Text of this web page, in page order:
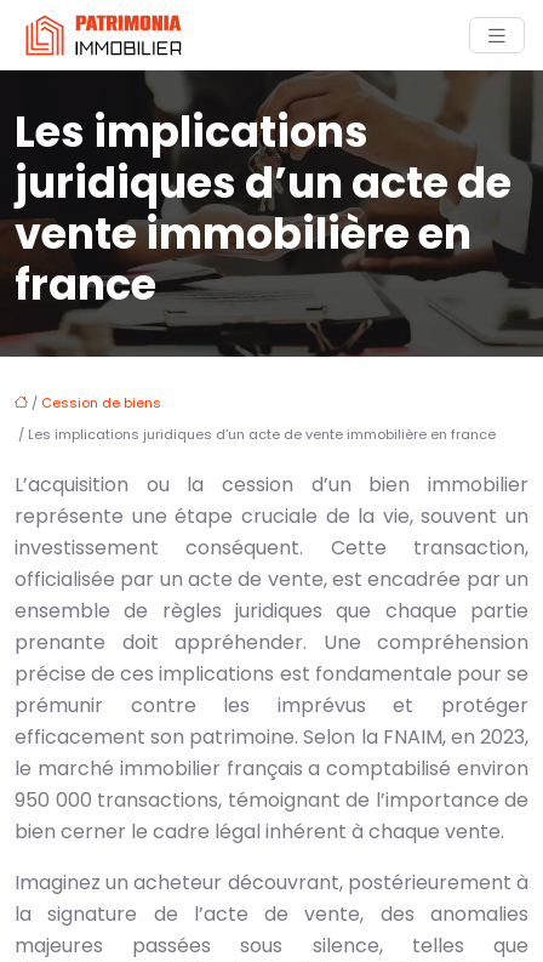
Les implications
juridiques d’un acte de
vente immobilière en
france
/ Cession de biens
/ Les implications juridiques d’un acte de vente immobilière en france
L’acquisition ou la cession d’un bien immobilier
représente une étape cruciale de la vie, souvent un
investissement conséquent. Cette transaction,
officialisée par un acte de vente, est encadrée par un
ensemble de règles juridiques que chaque partie
prenante doit appréhender. Une compréhension
précise de ces implications est fondamentale pour se
prémunir contre les imprévus et protéger
efficacement son patrimoine. Selon la FNAIM, en 2023,
le marché immobilier français a comptabilisé environ
950 000 transactions, témoignant de l’importance de
bien cerner le cadre légal inhérent à chaque vente.
Imaginez un acheteur découvrant, postérieurement à
la signature de l’acte de vente, des anomalies
majeures passées sous silence, telles que